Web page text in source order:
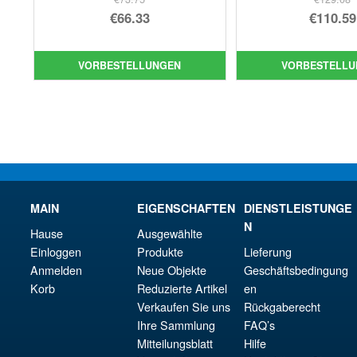
Ursprünglicher
war:
€73.75
€66.33
Preis
ist:
VORBESTELLUNGEN
€110.59
ist:
MAIN
Hause
Einloggen
Anmelden
Korb
EIGENSCHAFTEN
Ausgewählte
Produkte
Neue Objekte
Reduzierte Artikel
Verkaufen Sie uns
Ihre Sammlung
Mitteilungsblatt
DIENSTLEISTUNGE
N
Lieferung
Geschäftsbedingung
en
Rückgaberecht
FAQ’s
Hilfe